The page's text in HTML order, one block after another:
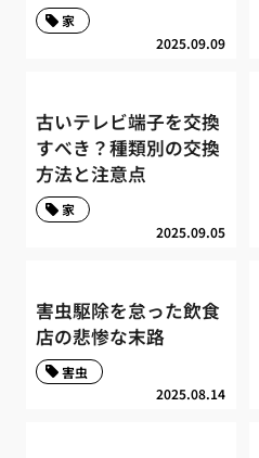
2025.09.09
家
古いテレビ端子を交換
すべき？種類別の交換
方法と注意点
2025.09.05
家
害虫駆除を怠った飲食
店の悲惨な末路
2025.08.14
害虫